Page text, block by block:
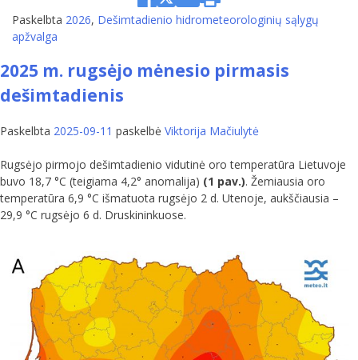
Paskelbta 2026, Dešimtadienio hidrometeorologinių sąlygų
apžvalga
2025 m. rugsėjo mėnesio pirmasis
dešimtadienis
Paskelbta 2025-09-11 paskelbė Viktorija Mačiulytė
Rugsėjo pirmojo dešimtadienio vidutinė oro temperatūra Lietuvoje
buvo 18,7 °C (teigiama 4,2° anomalija) (1 pav.). Žemiausia oro
temperatūra 6,9 °C išmatuota rugsėjo 2 d. Utenoje, aukščiausia –
29,9 °C rugsėjo 6 d. Druskininkuose.